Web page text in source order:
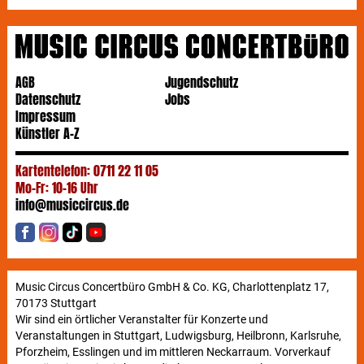
vibrierenden Bässen und psychedelischen Melodien.
AGB
Datenschutz
Impressum
Jugendschutz
Jobs
Künstler A-Z
Kartentelefon: 0711 22 11 05
Mo-Fr: 10-16 Uhr
info@musiccircus.de
Music Circus Concertbüro GmbH & Co. KG, Charlottenplatz 17,
70173 Stuttgart
Wir sind ein örtlicher Veranstalter für Konzerte und
Veranstaltungen in Stuttgart, Ludwigsburg, Heilbronn, Karlsruhe,
Pforzheim, Esslingen und im mittleren Neckarraum. Vorverkauf